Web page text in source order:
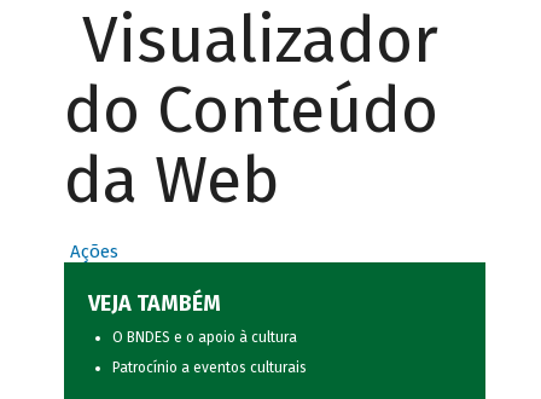
Visualizador
do Conteúdo
da Web
Ações
VEJA TAMBÉM
O BNDES e o apoio à cultura
Patrocínio a eventos culturais